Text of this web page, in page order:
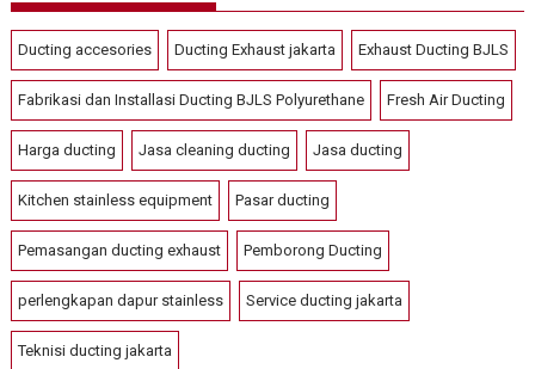
Ducting accesories Ducting Exhaust jakarta Exhaust Ducting BJLS
Fabrikasi dan Installasi Ducting BJLS Polyurethane Fresh Air Ducting
Harga ducting Jasa cleaning ducting Jasa ducting
Kitchen stainless equipment Pasar ducting
Pemasangan ducting exhaust Pemborong Ducting
perlengkapan dapur stainless Service ducting jakarta
Teknisi ducting jakarta